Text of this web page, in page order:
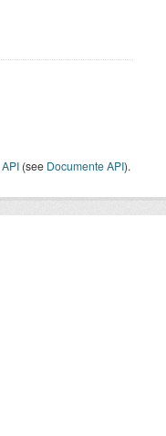
API (see Documente API).